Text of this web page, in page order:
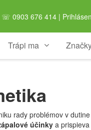
☏ 0903 676 414 |
Trápi ma
rady problémov v
účinkya